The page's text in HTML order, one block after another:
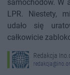
samochodów. W
LPR. Niestety,
udało się
całkowicie
Redakcja